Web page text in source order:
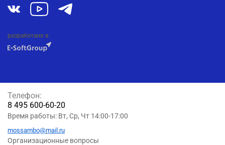
разработано в
Телефон:
8 495 600-60-20
Время работы: Вт, Ср, Чт 14:00-17:00
mossambo@mail.ru
Организационные вопросы